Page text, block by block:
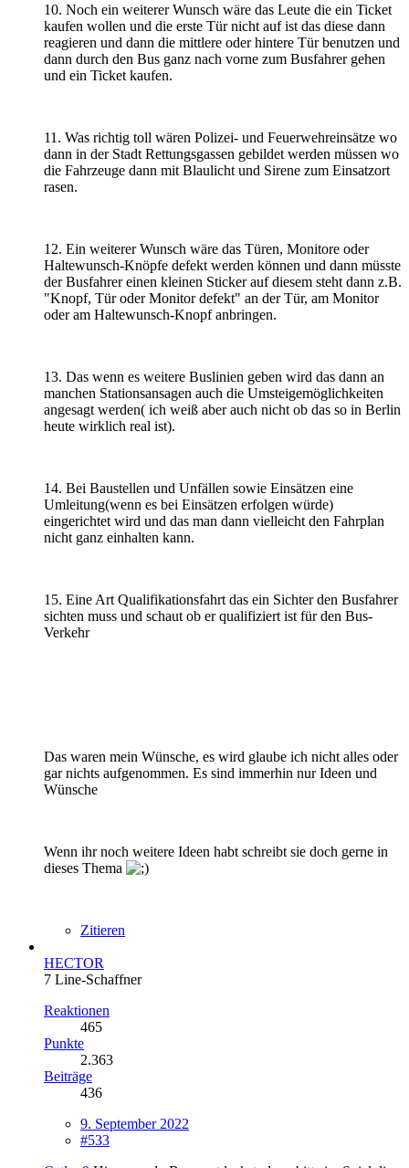
10. Noch ein weiterer Wunsch wäre das Leute die ein Ticket
kaufen wollen und die erste Tür nicht auf ist das diese dann
reagieren und dann die mittlere oder hintere Tür benutzen und
dann durch den Bus ganz nach vorne zum Busfahrer gehen
und ein Ticket kaufen.
11. Was richtig toll wären Polizei- und Feuerwehreinsätze wo
dann in der Stadt Rettungsgassen gebildet werden müssen wo
die Fahrzeuge dann mit Blaulicht und Sirene zum Einsatzort
rasen.
12. Ein weiterer Wunsch wäre das Türen, Monitore oder
Haltewunsch-Knöpfe defekt werden können und dann müsste
der Busfahrer einen kleinen Sticker auf diesem steht dann z.B.
"Knopf, Tür oder Monitor defekt" an der Tür, am Monitor
oder am Haltewunsch-Knopf anbringen.
13. Das wenn es weitere Buslinien geben wird das dann an
manchen Stationsansagen auch die Umsteigemöglichkeiten
angesagt werden( ich weiß aber auch nicht ob das so in Berlin
heute wirklich real ist).
14. Bei Baustellen und Unfällen sowie Einsätzen eine
Umleitung(wenn es bei Einsätzen erfolgen würde)
eingerichtet wird und das man dann vielleicht den Fahrplan
nicht ganz einhalten kann.
15. Eine Art Qualifikationsfahrt das ein Sichter den Busfahrer
sichten muss und schaut ob er qualifiziert ist für den Bus-
Verkehr
Das waren mein Wünsche, es wird glaube ich nicht alles oder
gar nichts aufgenommen. Es sind immerhin nur Ideen und
Wünsche
Wenn ihr noch weitere Ideen habt schreibt sie doch gerne in
dieses Thema
Zitieren
HECTOR
7 Line-Schaffner
Reaktionen
465
Punkte
2.363
Beiträge
436
9. September 2022
#533